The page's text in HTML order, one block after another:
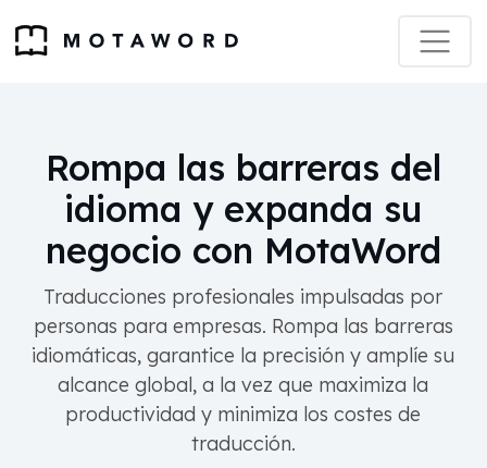
Rompa las barreras del
idioma y expanda su
negocio con MotaWord
Traducciones profesionales impulsadas por
personas para empresas. Rompa las barreras
idiomáticas, garantice la precisión y amplíe su
alcance global, a la vez que maximiza la
productividad y minimiza los costes de
traducción.